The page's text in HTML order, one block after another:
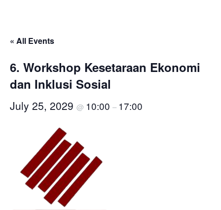
« All Events
6. Workshop Kesetaraan Ekonomi
dan Inklusi Sosial
July 25, 2029 @ 10:00 – 17:00